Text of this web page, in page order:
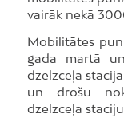
vairāk nekā
Mobilitātes
gada martā
dzelzceļa
un drošu
dzelzceļa